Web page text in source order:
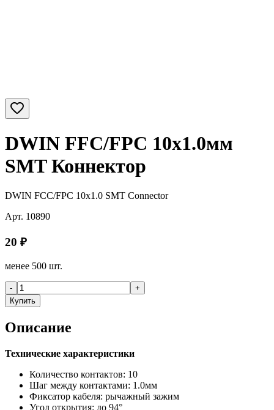
DWIN FFC/FPC 10x1.0мм
SMT Коннектор
DWIN FCC/FPC 10x1.0 SMT Connector
Арт. 10890
20 ₽
менее 500 шт.
-
+
Купить
Описание
Технические характеристики
Количество контактов: 10
Шаг между контактами: 1.0мм
Фиксатор кабеля: рычажный зажим
Угол открытия: до 94°